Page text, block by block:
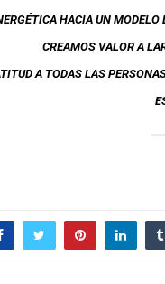
HACIA UN
CREAMOS VALOR A
A TODAS LAS